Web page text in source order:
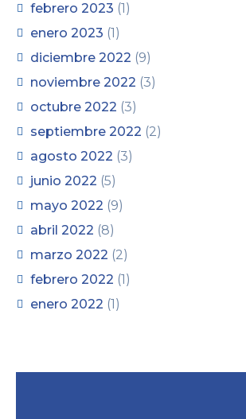
febrero 2023 (1)
enero 2023 (1)
diciembre 2022 (9)
noviembre 2022 (3)
octubre 2022 (3)
septiembre 2022 (2)
agosto 2022 (3)
junio 2022 (5)
mayo 2022 (9)
abril 2022 (8)
marzo 2022 (2)
febrero 2022 (1)
enero 2022 (1)